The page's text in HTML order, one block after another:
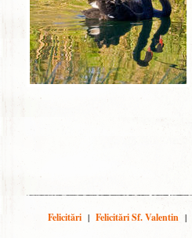
Felicitări | Felicitări Sf. Valentin |